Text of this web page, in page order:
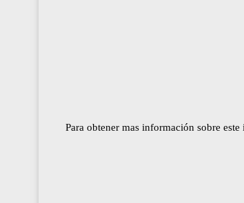
Para obtener mas información sobre